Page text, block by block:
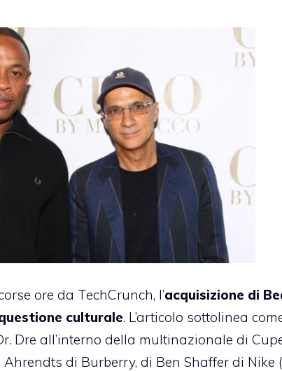
ore da TechCrunch, l’acquisizione di
culturale. L’articolo sottolinea
Dre all’interno della multinazionale di
di Burberry, di Ben Shaffer di Nike